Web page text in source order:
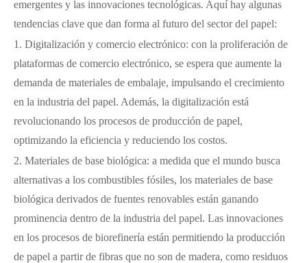
emergentes y las innovaciones tecnológicas. Aquí hay algunas
tendencias clave que dan forma al futuro del sector del papel:
1. Digitalización y comercio electrónico: con la proliferación de
plataformas de comercio electrónico, se espera que aumente la
demanda de materiales de embalaje, impulsando el crecimiento
en la industria del papel. Además, la digitalización está
revolucionando los procesos de producción de papel,
optimizando la eficiencia y reduciendo los costos.
2. Materiales de base biológica: a medida que el mundo busca
alternativas a los combustibles fósiles, los materiales de base
biológica derivados de fuentes renovables están ganando
prominencia dentro de la industria del papel. Las innovaciones
en los procesos de biorefinería están permitiendo la producción
de papel a partir de fibras que no son de madera, como residuos